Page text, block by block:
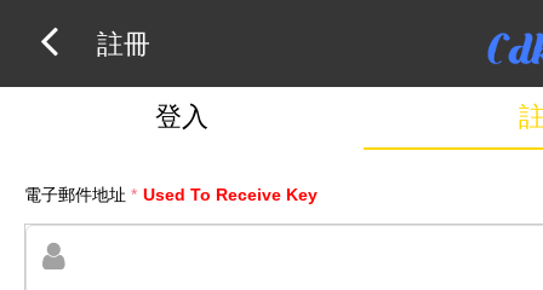
註冊
登入
電子郵件地址 * Used To Receive Key